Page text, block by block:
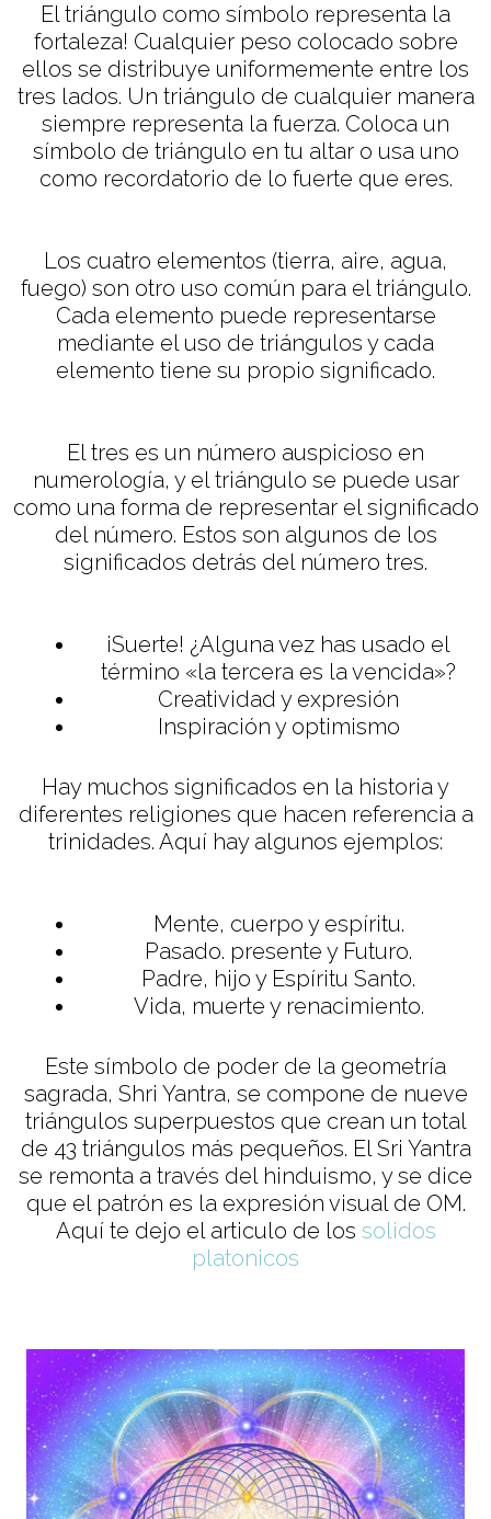
El triángulo como símbolo representa la
fortaleza! Cualquier peso colocado sobre
ellos se distribuye uniformemente entre los
tres lados. Un triángulo de cualquier manera
siempre representa la fuerza. Coloca un
símbolo de triángulo en tu altar o usa uno
como recordatorio de lo fuerte que eres.
Los cuatro elementos (tierra, aire, agua,
fuego) son otro uso común para el triángulo.
Cada elemento puede representarse
mediante el uso de triángulos y cada
elemento tiene su propio significado.
El tres es un número auspicioso en
numerología, y el triángulo se puede usar
como una forma de representar el significado
del número. Estos son algunos de los
significados detrás del número tres.
¡Suerte! ¿Alguna vez has usado el
término «la tercera es la vencida»?
Creatividad y expresión
Inspiración y optimismo
Hay muchos significados en la historia y
diferentes religiones que hacen referencia a
trinidades. Aquí hay algunos ejemplos:
Mente, cuerpo y espíritu.
Pasado. presente y Futuro.
Padre, hijo y Espíritu Santo.
Vida, muerte y renacimiento.
Este símbolo de poder de la geometría
sagrada, Shri Yantra, se compone de nueve
triángulos superpuestos que crean un total
de 43 triángulos más pequeños. El Sri Yantra
se remonta a través del hinduismo, y se dice
que el patrón es la expresión visual de OM.
Aquí te dejo el articulo de los solidos
platonicos